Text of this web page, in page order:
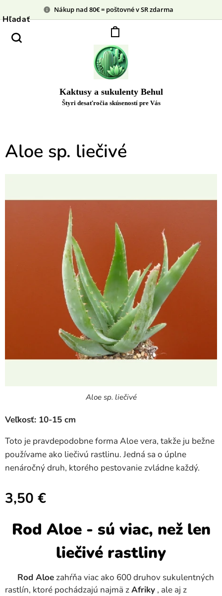
Nákup nad 80€ = poštovné v SR zdarma
Kaktusy a sukulenty Behul
Štyri desaťročia skúseností pre Vás
Hľadať
Aloe sp. liečivé
Aloe sp. liečivé
Veľkosť: 10-15 cm
Toto je pravdepodobne forma Aloe vera, takže ju bežne
používame ako liečivú rastlinu. Jedná sa o úplne
nenáročný druh, ktorého pestovanie zvládne každý.
3,50 €
Rod Aloe - sú viac, než len
liečivé rastliny
Rod Aloe zahŕňa viac ako 600 druhov sukulentných
rastlín, ktoré pochádzajú najmä zAfriky , ale aj z